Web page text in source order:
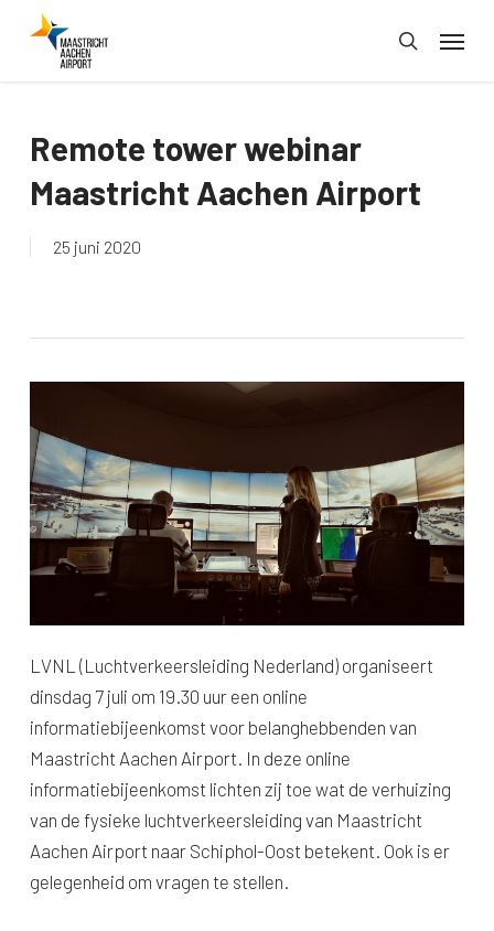
search
Menu
Remote tower webinar
Maastricht Aachen Airport
25 juni 2020
LVNL (Luchtverkeersleiding Nederland) organiseert
dinsdag 7 juli om 19.30 uur een online
informatiebijeenkomst voor belanghebbenden van
Maastricht Aachen Airport. In deze online
informatiebijeenkomst lichten zij toe wat de verhuizing
van de fysieke luchtverkeersleiding van Maastricht
Aachen Airport naar Schiphol-Oost betekent. Ook is er
gelegenheid om vragen te stellen.